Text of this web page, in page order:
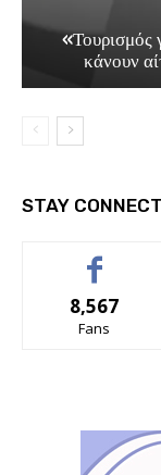
κάνουν
STAY
8,567
Fans